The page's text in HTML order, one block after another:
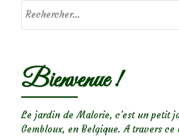
Bienvenue !
Le jardin de Malorie, c'est un petit
Gembloux, en Belgique. A travers